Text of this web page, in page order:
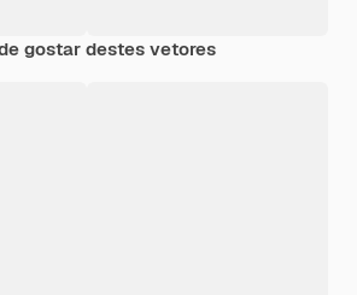
gostar destes vetores